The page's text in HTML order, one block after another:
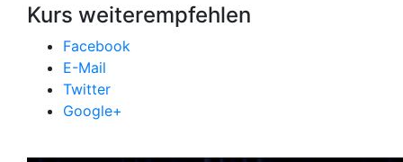
Kurs weiterempfehlen
Facebook
E-Mail
Twitter
Google+